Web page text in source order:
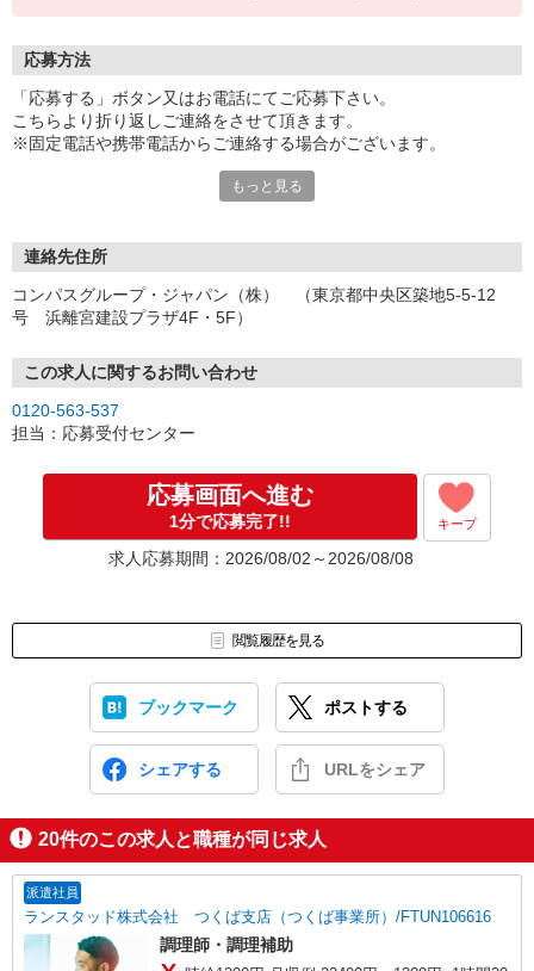
応募方法
「応募する」ボタン又はお電話にてご応募下さい。
こちらより折り返しご連絡をさせて頂きます。
※固定電話や携帯電話からご連絡する場合がございます。
［2］携帯のショートメッセージ（SMS）に質問フォームをお送り
メッセージに従ってご質問にご回答頂き、ご都合の良い面接日
程をご選択ください♪
連絡させて頂きます。
↓
［3］面接実施。履歴書（写真貼付）をお持ちください。
面接では仕事内容や職場についてなど、気になることやご希望は
［4］ 採用決定のご連絡。勤務開始日もお気軽にご相談ください。
【電話受付】
もっと見る
連絡先住所
コンパスグループ・ジャパン（株） （東京都中央区築地5-5-12
号 浜離宮建設プラザ4F・5F）
この求人に関するお問い合わせ
0120-563-537
担当：応募受付センター
応募画面へ進む
1分で応募完了!! キープ
求人応募期間：2026/08/02～2026/08/08
閲覧履歴を見る
ブックマーク ポストする
シェアする URLをシェア
20件のこの求人と職種が同じ求人
派遣社員
ランスタッド株式会社 つくば支店（つくば事業所）/FTUN106616
調理師・調理補助